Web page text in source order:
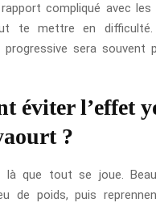
compliqué avec les
te mettre en
progressive sera souvent
éviter l’effet
?
là que tout se joue.
de poids, puis